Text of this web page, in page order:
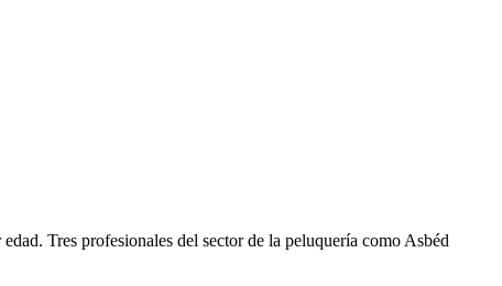
Tres profesionales del sector de la peluquería como Asbéd